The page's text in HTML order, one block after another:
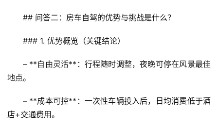
## 问答二：房车自驾的优势与挑战是什么？
### 1. 优势概览（关键结论）
– **自由灵活**：行程随时调整，夜晚可停在风景最佳
地点。
– **成本可控**：一次性车辆投入后，日均消费低于酒
店+交通费用。